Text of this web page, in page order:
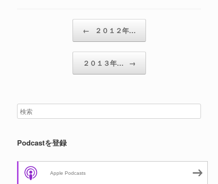
← ２０１２年…
２０１３年… →
Podcastを登録
Apple Podcasts